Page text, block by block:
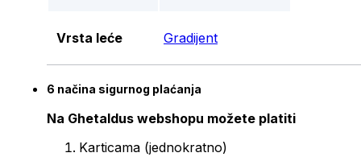
Vrsta leće Gradijent
6 načina sigurnog plaćanja
Na Ghetaldus webshopu možete platiti
Karticama (jednokratno)